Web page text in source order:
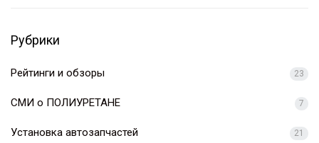
Рубрики
Рейтинги и обзоры 23
СМИ о ПОЛИУРЕТАНЕ 7
Установка автозапчастей 21